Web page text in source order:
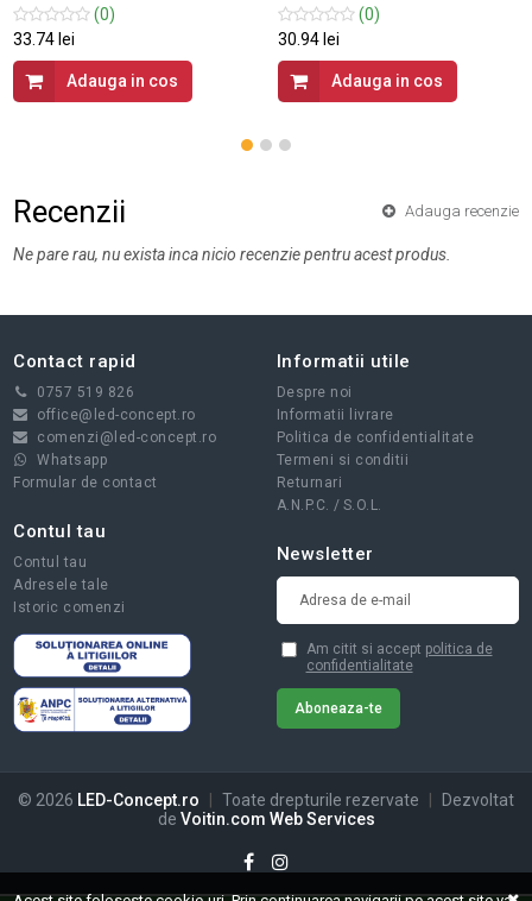
(0)
33.74 lei
Adauga in cos
(0)
30.94 lei
Adauga in cos
Recenzii Adauga recenzie
Ne pare rau, nu exista inca nicio recenzie pentru acest produs.
Contact rapid
0757 519 826
office@led-concept.ro
comenzi@led-concept.ro
Whatsapp
Formular de contact
Informatii utile
Despre noi
Informatii livrare
Politica de confidentialitate
Termeni si conditii
Returnari
A.N.P.C. / S.O.L.
Contul tau
Contul tau
Adresele tale
Istoric comenzi
Newsletter
Am citit si accept politica de
confidentialitate
© 2026 LED-Concept.ro | Toate drepturile rezervate |
Dezvoltat
de Voitin.com Web Services